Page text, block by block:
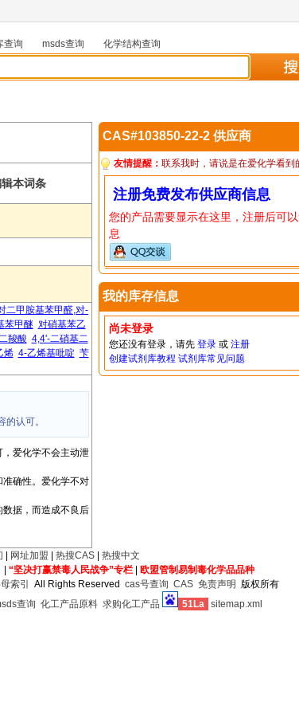
查询 msds查询
化学结构查询
本词条
二甲胺基苯甲醛,对-
苯甲醚 对硝基苯乙
羧酸 4,4'-二硝基二
烯 4-乙烯基吡啶 苄
认可。
爱化学不会主动泄
确性。爱化学不对
据，而造成不良后
CAS#103850-22-2 供应商
友情提醒： 联系我时，请说是在爱化学看到
注册免费发布供应商信息
您的产品需要显示在这里，注册后可
息
我的库存信息
尚未登录
您还没有登录，请先 登录或 注册
创建试剂库教程 试剂库常见问题
网址加盟 热搜CAS
热搜中文
“坚决打赢禁毒人民战争”专栏|
欧盟管制易制毒化学品品种
索引 All Rights Reserved cas号查询 CAS 免责声明 版权所有
查询 化工产品原料 求购化工产品 51La sitemap.xml